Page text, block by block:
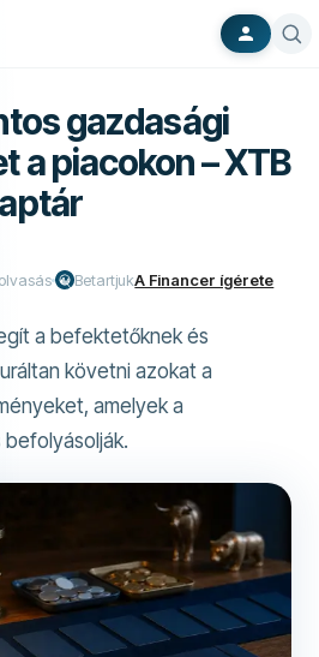
gazdasági
a piacokon – XTB
BetartjukA Financer ígérete
a befektetőknek és
követni azokat a
amelyek a
befolyásolják.